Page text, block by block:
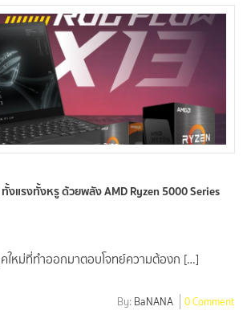
ทั้งแรงทั้งหรู ด้วยพลัง AMD Ryzen 5000 Series
คใหม่ที่ทำออกมาตอบโจทย์ความต้องก […]
By: BaNANA 0 Comment